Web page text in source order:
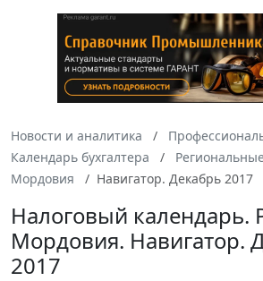
Новости и аналитика
Календарь бухгалтера
Мордовия
Навигатор. Декабрь 2017
Налоговый календарь.
Мордовия. Навигатор.
2017